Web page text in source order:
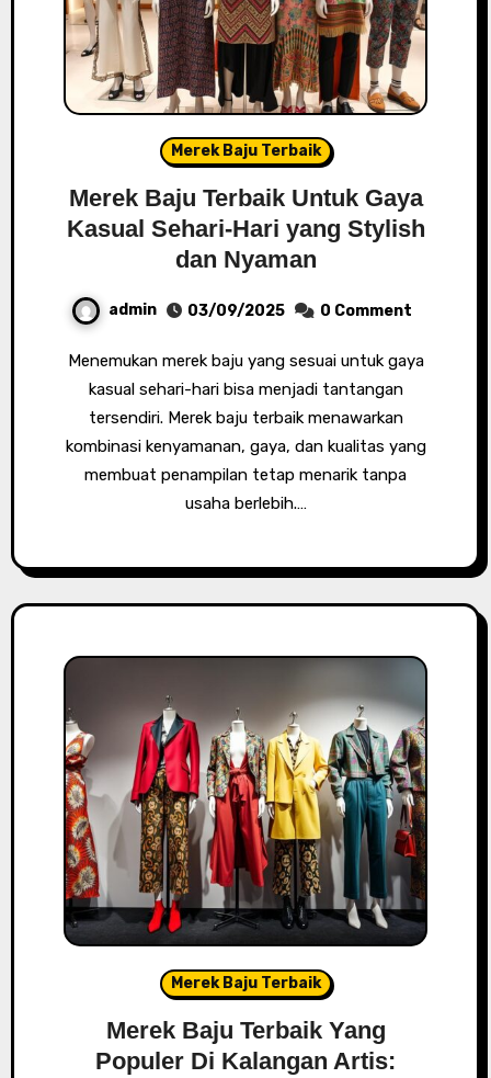
Merek Baju Terbaik
Merek Baju Terbaik Untuk Gaya
Kasual Sehari-Hari yang Stylish
dan Nyaman
admin 03/09/2025 0 Comment
Menemukan merek baju yang sesuai untuk gaya
kasual sehari-hari bisa menjadi tantangan
tersendiri. Merek baju terbaik menawarkan
kombinasi kenyamanan, gaya, dan kualitas yang
membuat penampilan tetap menarik tanpa
usaha berlebih.…
Merek Baju Terbaik
Merek Baju Terbaik Yang
Populer Di Kalangan Artis: